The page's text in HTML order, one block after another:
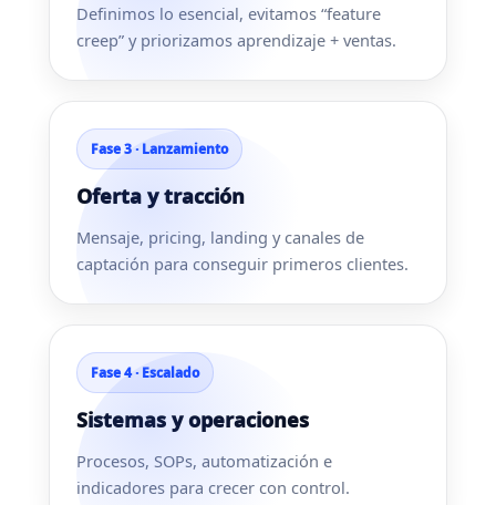
Definimos lo esencial, evitamos “feature
creep” y priorizamos aprendizaje + ventas.
Fase 3 · Lanzamiento
Oferta y tracción
Mensaje, pricing, landing y canales de
captación para conseguir primeros clientes.
Fase 4 · Escalado
Sistemas y operaciones
Procesos, SOPs, automatización e
indicadores para crecer con control.